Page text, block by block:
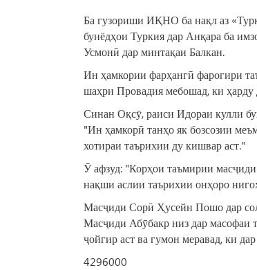
Ба гузориши ИҚНО ба нақл аз
бунёдҳои Туркия дар Анқара ба
Усмонӣ дар минтақаи Балкан.
Ин ҳамкории фарҳангӣ фарогири
шаҳри Провадия мебошад, ки ҳарду
Синан Оқсӯ, раиси Идораи кулли
"Ин ҳамкорӣ танҳо як бозсозии
хотираи таърихии ду кишвар аст."
Ӯ афзуд: "Корҳои таъмирии
нақши аслии таърихии онҳоро
Масҷиди Сорӣ Ҳусейн Пошо дар
Масҷиди Абӯбакр низ дар масофаи
ҷойгир аст ва гумон меравад, ки
4296000